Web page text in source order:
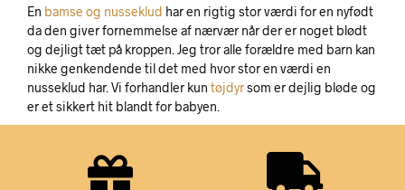
En bamse og nusseklud har en rigtig stor værdi for en nyfødt
da den giver fornemmelse af nærvær når der er noget blødt
og dejligt tæt på kroppen. Jeg tror alle forældre med barn kan
nikke genkendende til det med hvor stor en værdi en
nusseklud har. Vi forhandler kun tøjdyrsom er dejlig bløde og
er et sikkert hit blandt for babyen.